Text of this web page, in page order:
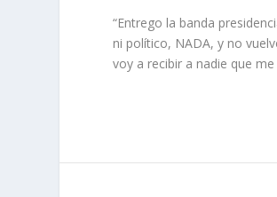
“Entrego la banda
ni político, NADA, y no
voy a recibir a nadie que